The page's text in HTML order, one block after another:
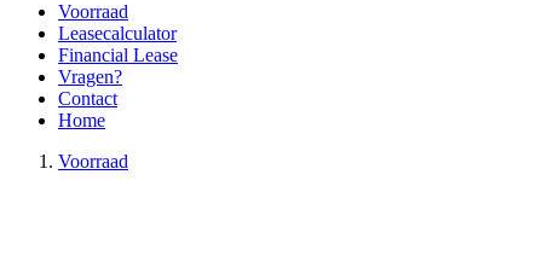
Voorraad
Leasecalculator
Financial Lease
Vragen?
Contact
Home
Voorraad